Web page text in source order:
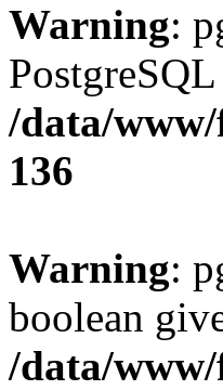
Warning:
/data/
136
Warning:
boolean
/data/